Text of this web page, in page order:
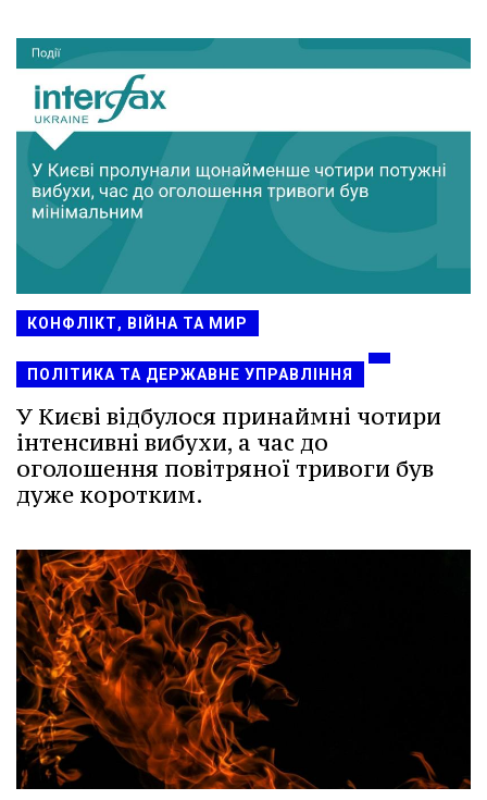
КОНФЛІКТ, ВІЙНА ТА МИР
ПОЛІТИКА ТА ДЕРЖАВНЕ УПРАВЛІННЯ
У Києві відбулося принаймні чотири
інтенсивні вибухи, а час до
оголошення повітряної тривоги був
дуже коротким.